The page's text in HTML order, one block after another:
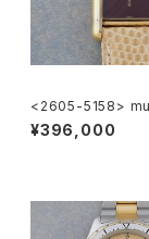
<2605-5158>
ier Tank SM
¥396,000